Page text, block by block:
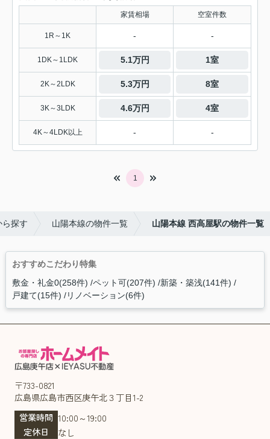
家賃相場 空室件数
1R～1K - -
1DK～1LDK 5.1万円 1室
2K～2LDK 5.3万円 8室
3K～3LDK 4.6万円 4室
4K～4LDK以上 - -
1
ら探す 山陽本線の物件一覧 山陽本線 西高屋駅の物件一覧
おすすめこだわり特集
敷金・礼金0(258件) ペット可(207件) 新築・築浅(141件)
戸建て(15件) リノベーション(6件)
〒733-0821
広島県広島市西区庚午北３丁目1-2
営業時間 10:00～19:00
定休日
なし